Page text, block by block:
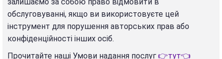
обслуговуванні, якщо ви використовуєте цей
інструмент для порушення авторських прав або
конфіденційності інших осіб.
Прочитайте наші Умови надання послуг 👉тут👈